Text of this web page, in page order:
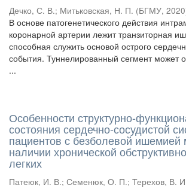
Дечко, С. В.; Митьковская, Н. П. (БГМУ, 2020
В основе патогенетического действия
коронарной артерии лежит транзиторная
способная служить основой острого
события. Туннелированный сегмент может
...
Особенности структурно-
состояния сердечно-сосудистой
пациентов с безболевой ишемией
наличии хронической
легких
Патеюк, И. В.; Семенюк, О. П.; Терехов, В.